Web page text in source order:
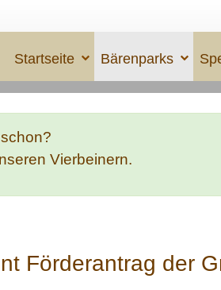
Startseite Bärenparks
Vierbeinern.
Förderantrag der